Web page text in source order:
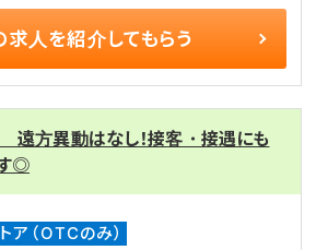
求人を紹介してもらう
遠方異動はなし！接客・接遇にも
◎
ア（OTCのみ）